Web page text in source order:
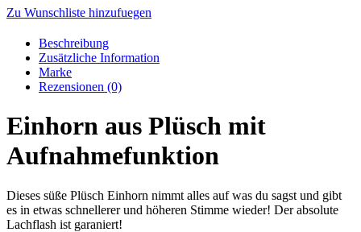
Zu Wunschliste hinzufuegen
Beschreibung
Zusätzliche Information
Marke
Rezensionen (0)
Einhorn aus Plüsch mit
Aufnahmefunktion
Dieses süße Plüsch Einhorn nimmt alles auf was du sagst und gibt
es in etwas schnellerer und höheren Stimme wieder! Der absolute
Lachflash ist garaniert!